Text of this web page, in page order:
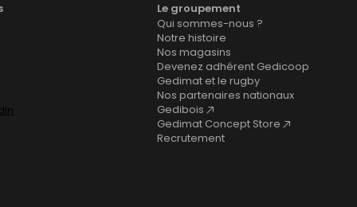
Le groupement
Qui sommes-nous ?
Notre histoire
Nos magasins
Devenez adhérent Gedicoop
Gedimat et le rugby
Nos partenaires nationaux
Gedibois
Gedimat Concept Store
Recrutement